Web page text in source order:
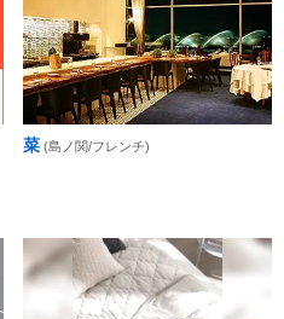
菜 (島ノ関/フレンチ)